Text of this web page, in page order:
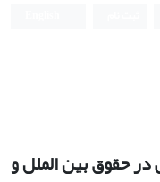
حقوق بین الملل و